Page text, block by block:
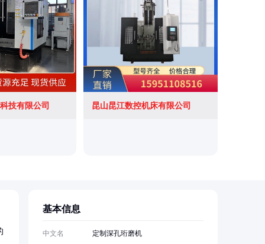
技有限公司 昆山昆江数控机床有限公司
基本信息
中文名
定制深孔珩磨机